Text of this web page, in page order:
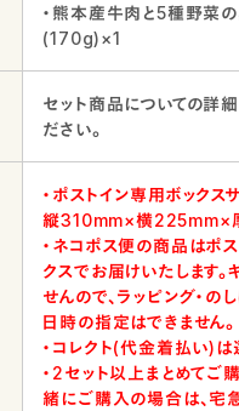
・熊本産牛肉と5種野菜の
(170g)×1
セット商品についての詳
ださい。
・ポストイン専用ボックス
縦310mm×横225mm×
・ネコポス便の商品はポ
クスでお届けいたします
せんので、ラッピング・の
日時の指定はできません。
・コレクト(代金着払い)は
・2セット以上まとめてご
緒にご購入の場合は、宅